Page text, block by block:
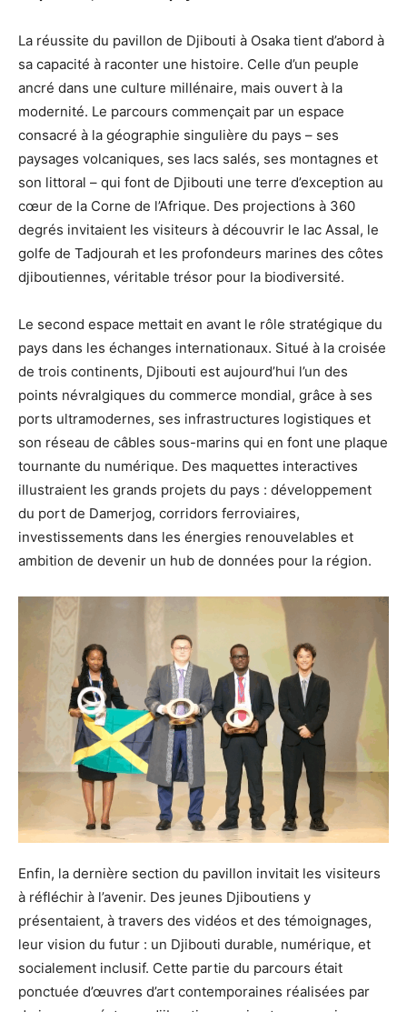
La réussite du pavillon de Djibouti à Osaka tient d’abord à
sa capacité à raconter une histoire. Celle d’un peuple
ancré dans une culture millénaire, mais ouvert à la
modernité. Le parcours commençait par un espace
consacré à la géographie singulière du pays – ses
paysages volcaniques, ses lacs salés, ses montagnes et
son littoral – qui font de Djibouti une terre d’exception au
cœur de la Corne de l’Afrique. Des projections à 360
degrés invitaient les visiteurs à découvrir le lac Assal, le
golfe de Tadjourah et les profondeurs marines des côtes
djiboutiennes, véritable trésor pour la biodiversité.
Le second espace mettait en avant le rôle stratégique du
pays dans les échanges internationaux. Situé à la croisée
de trois continents, Djibouti est aujourd’hui l’un des
points névralgiques du commerce mondial, grâce à ses
ports ultramodernes, ses infrastructures logistiques et
son réseau de câbles sous-marins qui en font une plaque
tournante du numérique. Des maquettes interactives
illustraient les grands projets du pays : développement
du port de Damerjog, corridors ferroviaires,
investissements dans les énergies renouvelables et
ambition de devenir un hub de données pour la région.
Enfin, la dernière section du pavillon invitait les visiteurs
à réfléchir à l’avenir. Des jeunes Djiboutiens y
présentaient, à travers des vidéos et des témoignages,
leur vision du futur : un Djibouti durable, numérique, et
socialement inclusif. Cette partie du parcours était
ponctuée d’œuvres d’art contemporaines réalisées par